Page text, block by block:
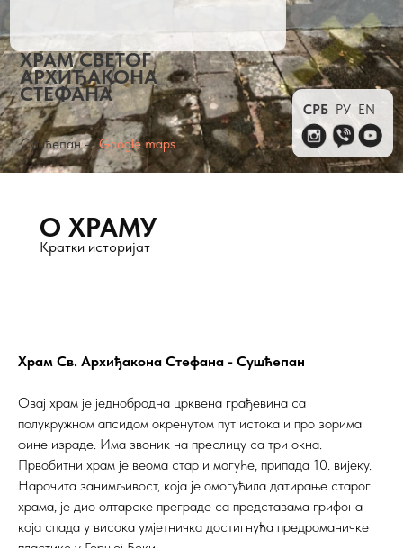
СТЕФАНА
Сушћепан —Google maps
РУ
СРБ EN
О ХРАМУ
Кратки историјат
Храм Св. Архиђакона Стефана - Сушћепан
Овај храм је једнобродна црквена грађевина са
полукружном апсидом окренутом пут истока и про зорима
фине израде. Има звоник на преслицу са три окна.
Првобитни храм је веома стар и могуће, припада 10. вијеку.
Нарочита занимљивост, која је омогућила датирање старог
храма, је дио олтарске преграде са представама грифона
која спада у висока умјетничка достигнућа предроманичке